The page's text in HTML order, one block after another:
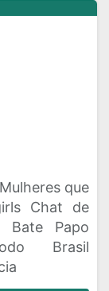
que
Chat de
Bate Papo
Brasil